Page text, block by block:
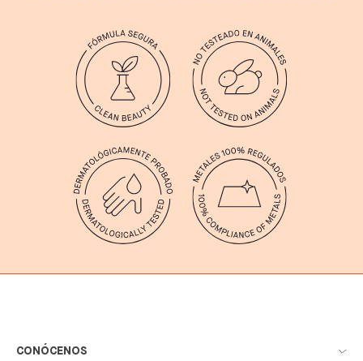
CONÓCENOS